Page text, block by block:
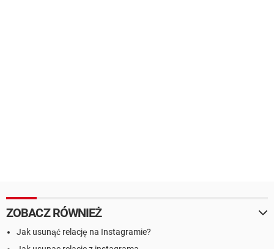
ZOBACZ RÓWNIEŻ
Jak usunąć relację na Instagramie?